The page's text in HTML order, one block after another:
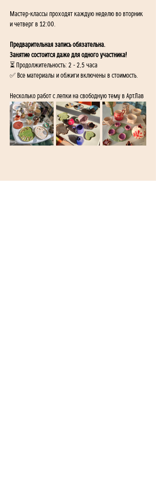
Мастер-классы проходят каждую неделю во вторник
и четверг в 12:00.
Предварительная запись обязательна.
Занятие состоится даже для одного участника!
⏳ Продолжительность: 2 - 2,5 часа
✅ Все материалы и обжиги включены в стоимость.
Несколько работ с лепки на свободную тему в АртЛав